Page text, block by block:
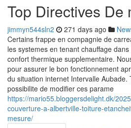
Top Directives De
jimmyn544sln2 271 days ago
Certains frappe en compagnie de
les systemes en tenant chauffage
confort thermique supplementaire.
pour assurer le bon fonctionnement
du situation internet Intervalle Aubade.
possibilite de modifier ces parame
https://mario55.bloggersdelight.dk/
couverture-a-albertville-toiture-
mesure/